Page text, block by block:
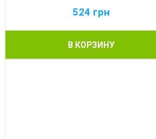
524 грн
В КОРЗИНУ